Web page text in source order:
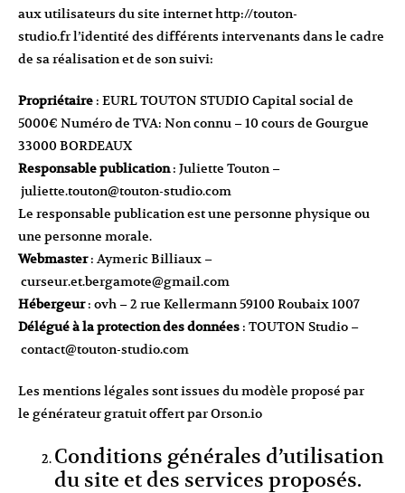
aux utilisateurs du site internethttp://touton-
studio.frl’identité des différents intervenants dans le cadre
de sa réalisation et de son suivi:
Propriétaire : EURL TOUTON STUDIO Capital social de
5000€ Numéro de TVA: Non connu – 10 cours de Gourgue
33000 BORDEAUX
Responsable publication: Juliette Touton –
juliette.touton@touton-studio.com
Le responsable publication est une personne physique ou
une personne morale.
Webmaster: Aymeric Billiaux –
curseur.et.bergamote@gmail.com
Hébergeur: ovh – 2 rue Kellermann 59100 Roubaix 1007
Délégué à la protection des données : TOUTON Studio –
contact@touton-studio.com
Les mentions légales sont issues du modèle proposé par
le générateur gratuit offert par Orson.io
Conditions générales d’utilisation
du site et des services proposés.